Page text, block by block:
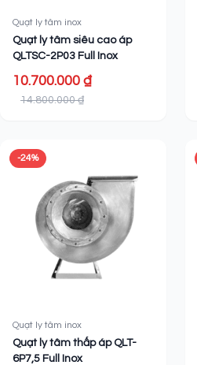
Quạt ly tâm inox
Quạt ly tâm siêu cao áp
QLTSC-2P03 Full Inox
10.700.000 ₫
14.800.000 ₫
-24%
Quạt ly tâm inox
Quạt ly tâm thấp áp QLT-
6P7,5 Full Inox